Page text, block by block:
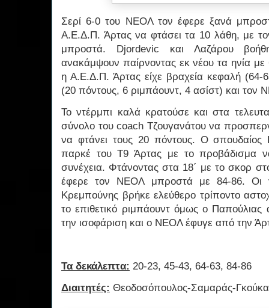
Σερί 6-0 του ΝΕΟΛ τον έφερε ξανά
Α.Ε.Δ.Π. Άρτας να φτάσει τα 10 λάθη, με
μπροστά. Djordevic και Λαζάρου
ανακάμψουν παίρνοντας εκ νέου τα ηνία με
η Α.Ε.Δ.Π. Άρτας είχε βραχεία κεφαλή (64-
(20 πόντους, 6 ριμπάουντ, 4 ασίστ) και
Το ντέρμπι καλά κρατούσε και στα
σύνολο του coach Τζουγανάτου να
να φτάνει τους 20 πόντους. Ο
παρκέ του Τ9 Άρτας με το προβάδισμα
συνέχεια. Φτάνοντας στα 18΄ με το σκορ
έφερε τον ΝΕΟΛ μπροστά με 84-86. Οι
Κρεμπούνης βρήκε ελεύθερο τρίποντο
το επιθετικό ριμπάουντ όμως ο
την ισοφάριση και ο ΝΕΟΛ έφυγε από την
Τα δεκάλεπτα: 20-23, 45-43, 64-63, 84-86
Διαιτητές: Θεοδοσόπουλος-Σαμαράς-